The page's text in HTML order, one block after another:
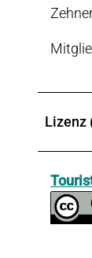
Lizenz